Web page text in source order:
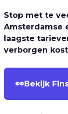
Stop met te
Amsterdamse
laagste
verborgen
👀Bekijk